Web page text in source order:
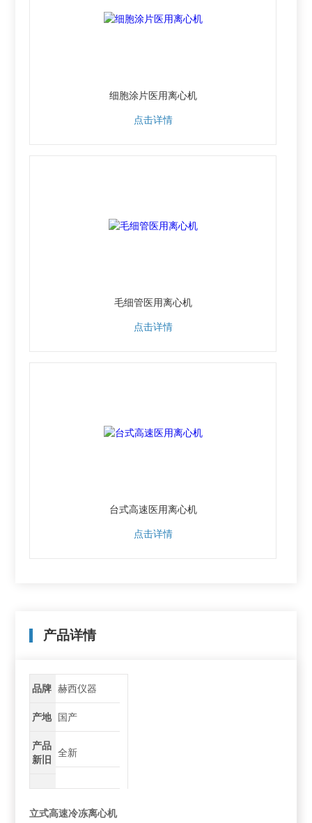
细胞涂片医用离心机
点击详情
毛细管医用离心机
点击详情
台式高速医用离心机
点击详情
产品详情
品牌 赫西仪器
产地 国产
产品
新旧
全新
立式高速冷冻离心机